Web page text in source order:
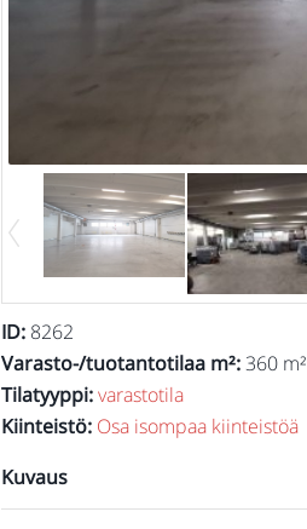
ID: 8262
Varasto-/tuotantotilaa m²:360 m²
Tilatyyppi:varastotila
Kiinteistö: Osa isompaa kiinteistöä
Kuvaus